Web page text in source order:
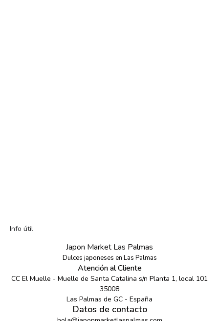
Info útil
Japon Market Las Palmas
Dulces japoneses en Las Palmas
Atención al Cliente
CC El Muelle - Muelle de Santa Catalina s/n Planta 1, local 101
35008
Las Palmas de GC - España
Datos de contacto